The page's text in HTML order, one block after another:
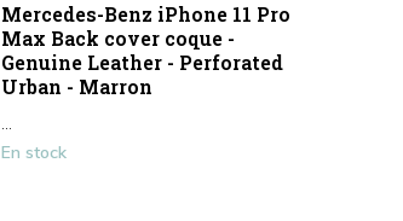
Mercedes-Benz iPhone 11 Pro
Max Back cover coque -
Genuine Leather - Perforated
Urban - Marron
...
En stock